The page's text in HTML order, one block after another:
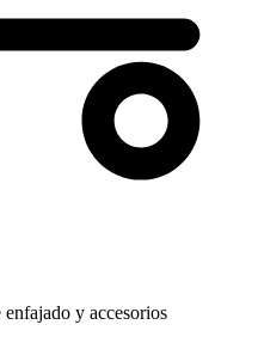
y accesorios